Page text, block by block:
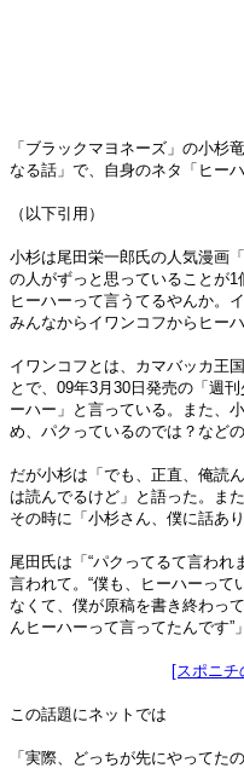
「ブラックマヨネーズ」の小杉
なる話」で、自身のネタ「ヒー
（以下引用）
小杉は尾田栄一郎氏の人気漫画
の人がずっと思っていることが
ヒーハーって言うてるやんか。
みんなからイワンコフからヒー
イワンコフとは、カマバッカ王
とで、09年3月30日発売の「週
ーハー」と言っている。また、
め、パクっているのでは？など
だが小杉は「でも、正直、俺読
は読んでるけど」と語った。ま
その時に「小杉さん、僕に話あ
尾田氏は「“パクってるて言われ
言われて。“僕も、ヒーハーっ
なくて、僕が原稿を書き終わっ
んヒーハーって言ってたんです”
[スポニチ
この話題にネットでは
「実際、どっちが先にやってたの